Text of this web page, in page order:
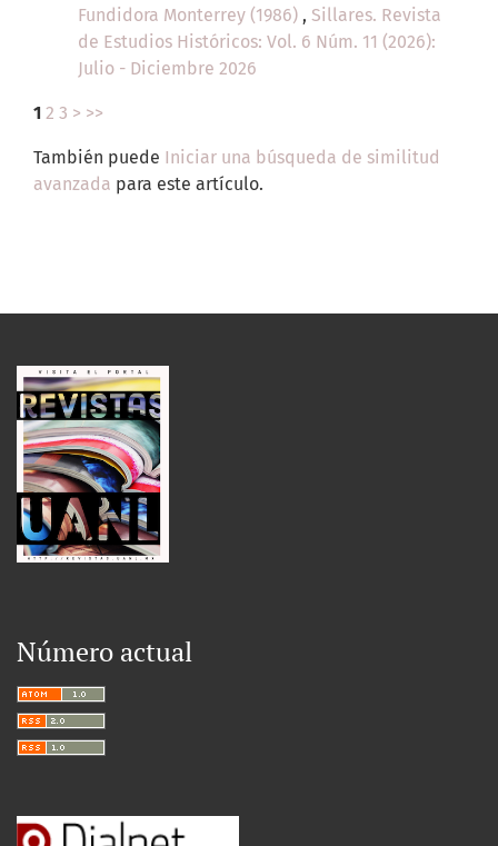
Fundidora Monterrey (1986) , Sillares. Revista
de Estudios Históricos: Vol. 6 Núm. 11 (2026):
Julio - Diciembre 2026
1 2 3 > >>
También puede Iniciar una búsqueda de similitud
avanzada para este artículo.
Número actual